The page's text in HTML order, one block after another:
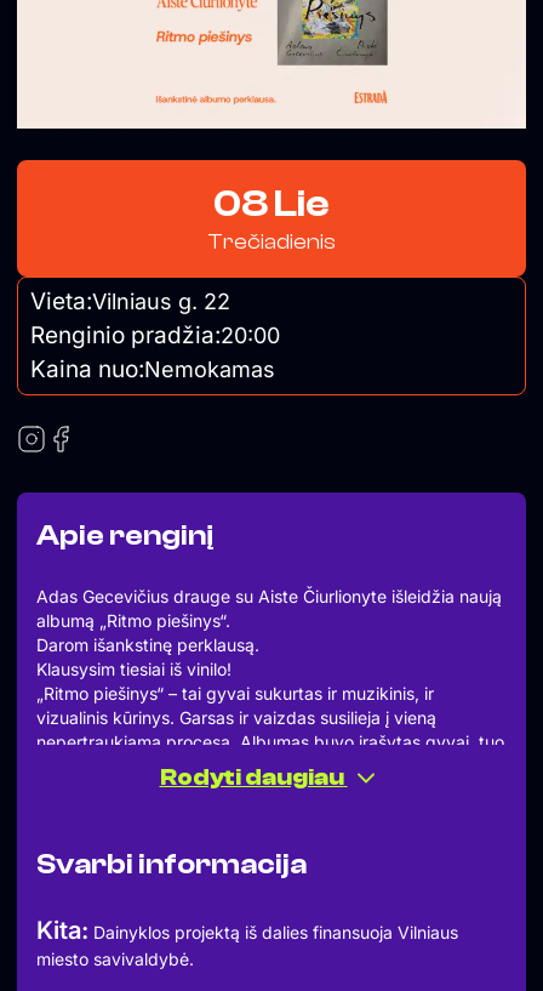
Apie renginį
Adas Gecevičius drauge su Aiste Čiurlionyte išleidžia naują
albumą „Ritmo piešinys“.
Darom išankstinę perklausą.
Klausysim tiesiai iš vinilo!
„Ritmo piešinys“ – tai gyvai sukurtas ir muzikinis, ir
vizualinis kūrinys. Garsas ir vaizdas susilieja į vieną
nepertraukiamą procesą. Albumas buvo įrašytas gyvai, tuo
pat metu AP Galerijoje, kuriant jo viršelį.
Tapyba ir muzika viena kitą papildė. Du menininkai įkvėpė
kūrybinis procesas buvo dokumentuotas vaizdo
Aistė Čiurlionytė – tapyba
Andrius Seliuta – vaizdo dokumentacija
Rodyti daugiau
Svarbi informacija
Kita: Dainyklos projektą iš dalies finansuoja Vilniaus
miesto savivaldybė.
08 Lie
Trečiadienis
Vieta:Vilniaus g. 22
Renginio pradžia:20:00
Kaina nuo:Nemokamas